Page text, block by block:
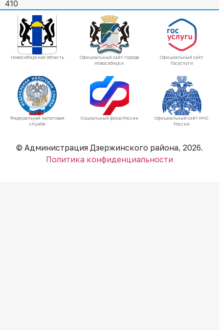
410
Новосибирская область
Официальный сайт города
Новосибирск
Официальный сайт
Госуслуги
Федеральная налоговая
служба
Социальный фонд России
Официальный сайт МЧС
России
© Администрация Дзержинского района, 2026.
Политика конфиденциальности